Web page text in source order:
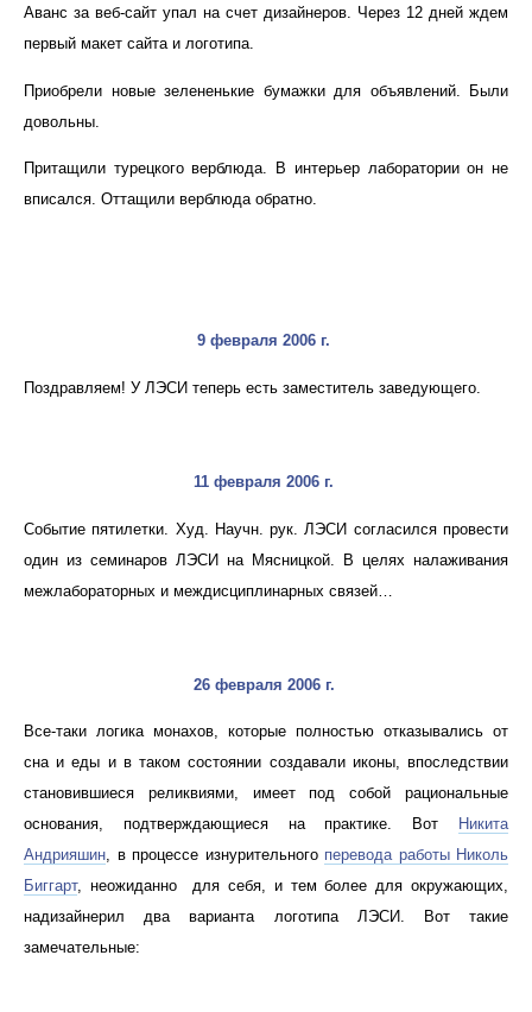
Аванс за веб-сайт упал на счет дизайнеров. Через 12 дней ждем
первый макет сайта и логотипа.
Приобрели новые зелененькие бумажки для объявлений. Были
довольны.
Притащили турецкого верблюда. В интерьер лаборатории он не
вписался. Оттащили верблюда обратно.
9 февраля 2006 г.
Поздравляем! У ЛЭСИ теперь есть заместитель заведующего.
11 февраля 2006 г.
Событие пятилетки. Худ. Научн. рук. ЛЭСИ согласился провести
один из семинаров ЛЭСИ на Мясницкой. В целях налаживания
межлабораторных и междисциплинарных связей…
26 февраля 2006 г.
Все-таки логика монахов, которые полностью отказывались от
сна и еды и в таком состоянии создавали иконы, впоследствии
становившиеся реликвиями, имеет под собой рациональные
основания, подтверждающиеся на практике. Вот
Никита
Андрияшин, в процессе изнурительного перевода работы Николь
Биггарт, неожиданно для себя, и тем более для окружающих,
надизайнерил два варианта логотипа ЛЭСИ. Вот такие
замечательные: